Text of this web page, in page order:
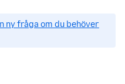
ny fråga om du behöver